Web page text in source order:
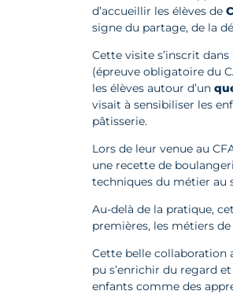
d’accueillir les élèves de
signe du partage, de la
Cette visite s’inscrit
(épreuve obligatoire du
les élèves autour d’un
visait à sensibiliser les
pâtisserie.
Lors de leur venue au
une recette de
techniques du métier au
Au-delà de la pratique,
premières, les métiers
Cette belle collaboration
pu s’enrichir du regard
enfants comme des